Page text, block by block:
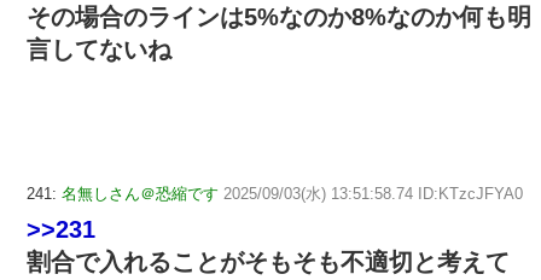
その場合のラインは5%なのか8%なのか何も明
言してないね
241: 名無しさん＠恐縮です 2025/09/03(水) 13:51:58.74 ID:KTzcJFYA0
>>231
割合で入れることがそもそも不適切と考えて